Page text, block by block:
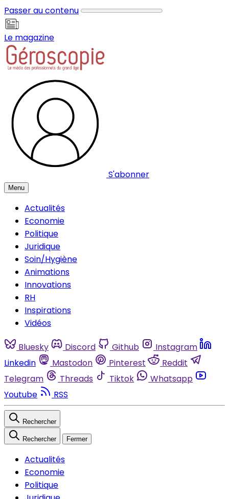
Passer au contenu
Le magazine
S'abonner
Menu
Actualités
Economie
Politique
Juridique
Soin/Hygiène
Animations
Innovations
RH
Inspirations
Vidéos
Bluesky Discord Github
Instagram
Linkedin
Mastodon Pinterest
Reddit
Telegram
Threads Tiktok
Whatsapp
Youtube
RSS
Rechercher
Rechercher Fermer
Actualités
Economie
Politique
Panneau de gestion des cookies